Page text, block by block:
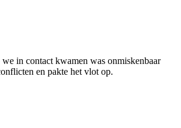
in contact kwamen was onmiskenbaar
en pakte het vlot op.